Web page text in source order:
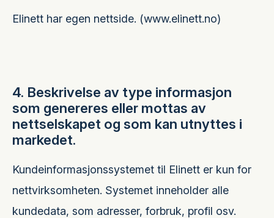
Elinett har egen nettside. (www.elinett.no)
4. Beskrivelse av type informasjon
som genereres eller mottas av
nettselskapet og som kan utnyttes i
markedet.
Kundeinformasjonssystemet til Elinett er kun for
nettvirksomheten. Systemet inneholder alle
kundedata, som adresser, forbruk, profil osv.